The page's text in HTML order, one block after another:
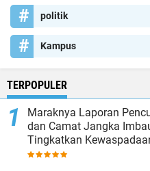
politik
Kampus
TERPOPULER
Maraknya Laporan
dan Camat Jangka
Tingkatkan